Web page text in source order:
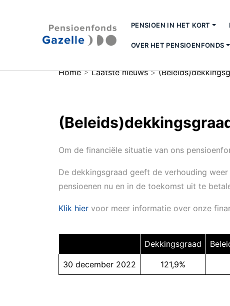
PENSIOEN IN HET KORT
OVER HET PENSIOENFONDS
Home>Laatste nieuws>
Om de financiële situatie van ons
De dekkingsgraad geeft de verhouding
pensioenen nu en in de toekomst uit te
Klik hier voor meer informatie over onze
Dekkingsgraad
30 december 2022 121,9%